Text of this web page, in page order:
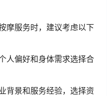
摩服务时，建议考虑以下
人偏好和身体需求选择合
背景和服务经验，选择资